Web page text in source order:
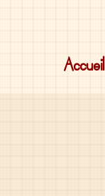
Accueil